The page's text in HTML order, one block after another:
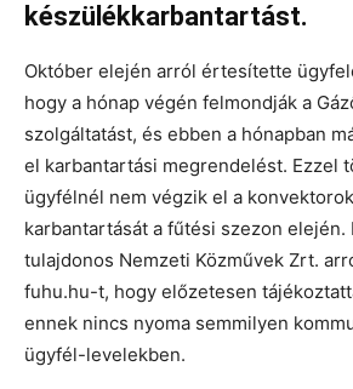
készülékkarbantartást.
Október elején arról értesítette
hogy a hónap végén felmondják a
szolgáltatást, és ebben a hónapban
el karbantartási megrendelést. Ezzel
ügyfélnél nem végzik el a
karbantartását a fűtési szezon elején.
tulajdonos Nemzeti Közművek Zrt.
fuhu.hu-t, hogy előzetesen
ennek nincs nyoma semmilyen
ügyfél-levelekben.